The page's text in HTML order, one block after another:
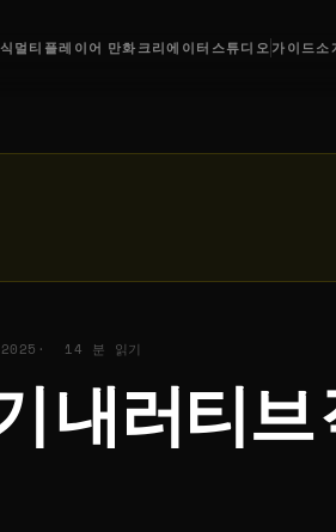
멀티플레이어 만화 크리에이터 스튜디오 가이드 소
14 분 읽기
내러티브